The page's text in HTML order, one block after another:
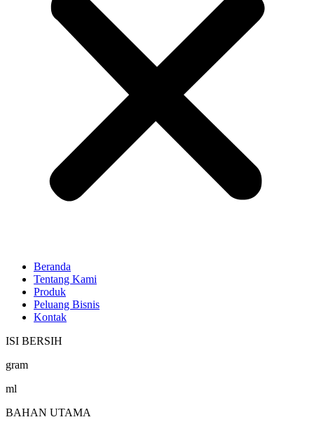
Beranda
Tentang Kami
Produk
Peluang Bisnis
Kontak
ISI BERSIH
gram
ml
BAHAN UTAMA